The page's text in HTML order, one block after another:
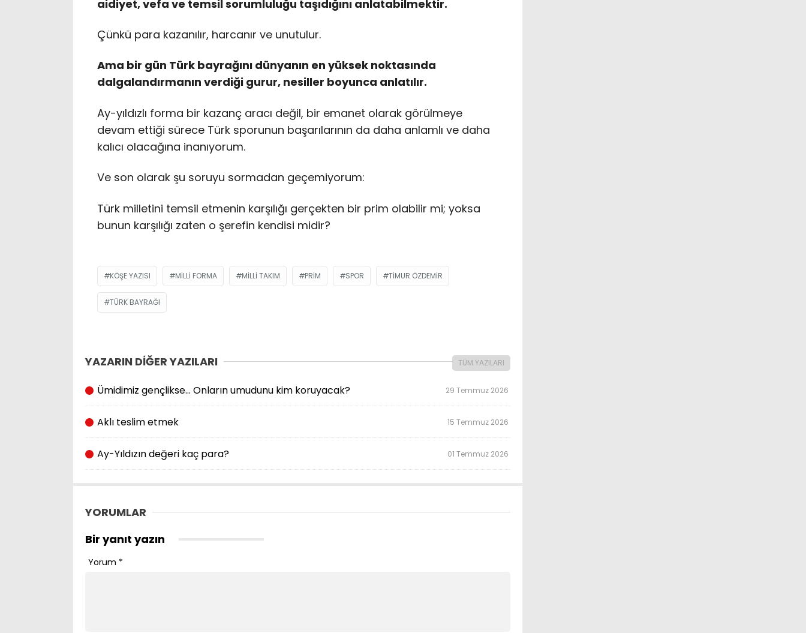
aidiyet, vefa ve temsil sorumluluğu taşıdığını anlatabilmektir.
Çünkü para kazanılır, harcanır ve unutulur.
Ama bir gün Türk bayrağını dünyanın en yüksek noktasında
dalgalandırmanın verdiği gurur, nesiller boyunca anlatılır.
Ay-yıldızlı forma bir kazanç aracı değil, bir emanet olarak görülmeye
devam ettiği sürece Türk sporunun başarılarının da daha anlamlı ve daha
kalıcı olacağına inanıyorum.
Ve son olarak şu soruyu sormadan geçemiyorum:
Türk milletini temsil etmenin karşılığı gerçekten bir prim olabilir mi; yoksa
bunun karşılığı zaten o şerefin kendisi midir?
KÖŞE YAZISI MILLI FORMA MILLI TAKIM PRIM SPOR TIMUR ÖZDEMIR
TÜRK BAYRAĞI
YAZARIN DİĞER YAZILARI TÜM YAZILARI
Ümidimiz gençlikse… Onların umudunu kim koruyacak? 29 Temmuz 2026
Aklı teslim etmek 15 Temmuz 2026
Ay-Yıldızın değeri kaç para? 01 Temmuz 2026
YORUMLAR
Bir yanıt yazın
Yorum *